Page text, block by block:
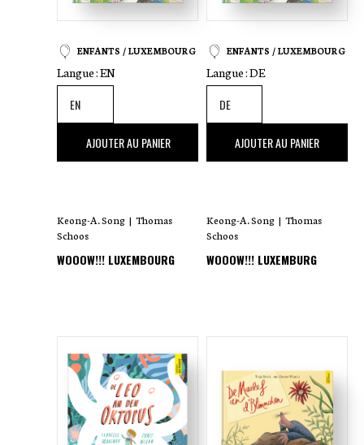
ENFANTS / LUXEMBOURG
Langue :EN
,00 €
AJOUTER AU PANIER
Keong-A. Song | Thomas
Schoos
WOOOW!!! LUXEMBOURG
ENFANTS / LUXEMBOURG
Langue :DE
,00 €
AJOUTER AU PANIER
Keong-A. Song | Thomas
Schoos
WOOOW!!! LUXEMBURG